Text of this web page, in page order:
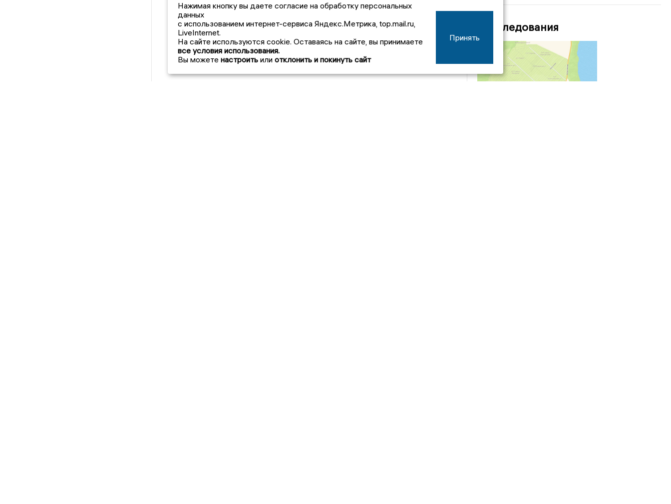
Расследования
Нажимая кнопку вы даете согласие на обработку персональных
данных
с использованием интернет-сервиса Яндекс.Метрика, top.mail.ru,
LiveInternet.
На сайте используются cookie. Оставаясь на сайте, вы принимаете
все условия использования.
Вы можете настроить или отклонить и покинуть сайт
Принять